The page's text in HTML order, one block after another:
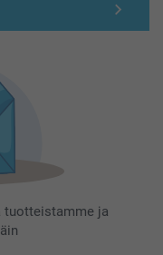
tuotteistamme ja